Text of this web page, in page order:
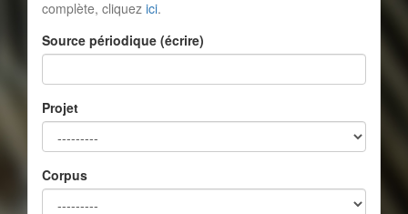
complète, cliquez ici.
Source périodique (écrire)
Projet
Corpus